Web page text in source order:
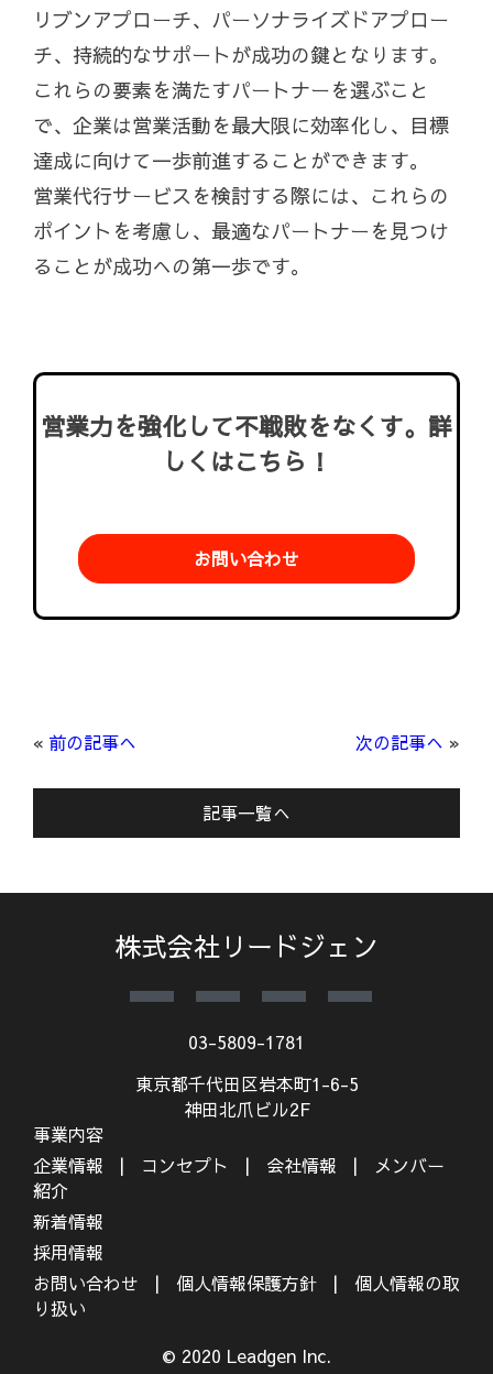
リブンアプローチ、パーソナライズドアプロー
チ、持続的なサポートが成功の鍵となります。
これらの要素を満たすパートナーを選ぶこと
で、企業は営業活動を最大限に効率化し、目標
達成に向けて一歩前進することができます。
営業代行サービスを検討する際には、これらの
ポイントを考慮し、最適なパートナーを見つけ
ることが成功への第一歩です。
営業力を強化して不戦敗をなくす。詳
しくはこちら！
お問い合わせ
« 前の記事へ 次の記事へ »
記事一覧へ
株式会社リードジェン
03-5809-1781
東京都千代田区岩本町1-6-5
神田北爪ビル2F
事業内容
企業情報
コンセプト 会社情報
メンバー
紹介
新着情報
採用情報
お問い合わせ
個人情報保護方針
個人情報の取
り扱い
© 2020 Leadgen Inc.